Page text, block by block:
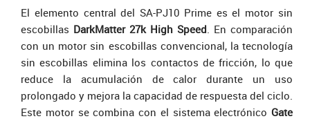
El elemento central del SA-PJ10 Prime es el motor sin
escobillas DarkMatter 27k High Speed. En comparación
con un motor sin escobillas convencional, la tecnología
sin escobillas elimina los contactos de fricción, lo que
reduce la acumulación de calor durante un uso
prolongado y mejora la capacidad de respuesta del ciclo.
Este motor se combina con el sistema electrónico Gate